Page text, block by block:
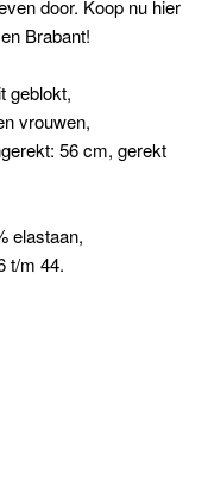
door. Koop nu hier
Brabant!
geblokt,
vrouwen,
56 cm, gerekt
elastaan,
t/m 44.